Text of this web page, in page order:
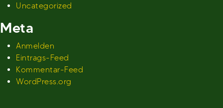
Uncategorized
Meta
Anmelden
Eintrags-Feed
Kommentar-Feed
WordPress.org